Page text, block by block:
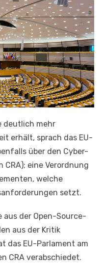
deutlich mehr
erhält, sprach das EU-
über den Cyber-
eine Verordnung
welche
setzt.
aus der Open-Source-
aus der Kritik
das EU-Parlament am
CRA verabschiedet.